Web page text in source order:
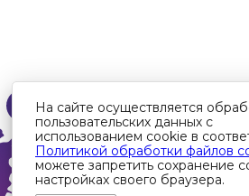
На сайте осуществляется
пользовательских данных с
использованием cookie в
Политикой обработки файлов
можете запретить сохранение
настройках своего браузера.